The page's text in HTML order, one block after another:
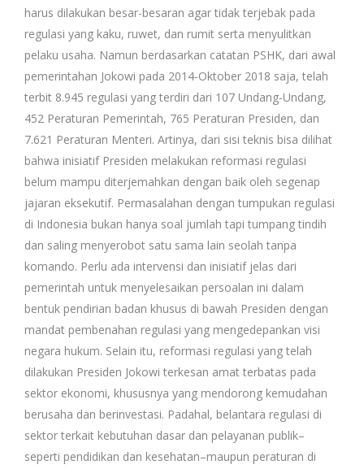
harus dilakukan besar-besaran agar tidak terjebak pada
regulasi yang kaku, ruwet, dan rumit serta menyulitkan
pelaku usaha. Namun berdasarkan catatan PSHK, dari awal
pemerintahan Jokowi pada 2014-Oktober 2018 saja, telah
terbit 8.945 regulasi yang terdiri dari 107 Undang-Undang,
452 Peraturan Pemerintah, 765 Peraturan Presiden, dan
7.621 Peraturan Menteri. Artinya, dari sisi teknis bisa dilihat
bahwa inisiatif Presiden melakukan reformasi regulasi
belum mampu diterjemahkan dengan baik oleh segenap
jajaran eksekutif. Permasalahan dengan tumpukan regulasi
di Indonesia bukan hanya soal jumlah tapi tumpang tindih
dan saling menyerobot satu sama lain seolah tanpa
komando. Perlu ada intervensi dan inisiatif jelas dari
pemerintah untuk menyelesaikan persoalan ini dalam
bentuk pendirian badan khusus di bawah Presiden dengan
mandat pembenahan regulasi yang mengedepankan visi
negara hukum. Selain itu, reformasi regulasi yang telah
dilakukan Presiden Jokowi terkesan amat terbatas pada
sektor ekonomi, khususnya yang mendorong kemudahan
berusaha dan berinvestasi. Padahal, belantara regulasi di
sektor terkait kebutuhan dasar dan pelayanan publik–
seperti pendidikan dan kesehatan–maupun peraturan di